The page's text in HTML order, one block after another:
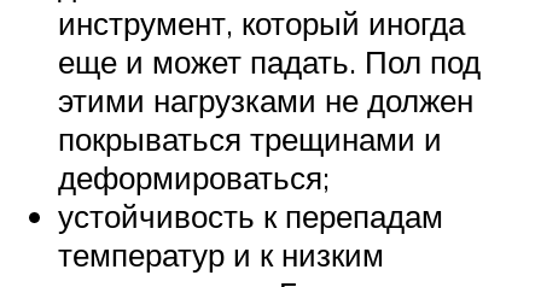
инструмент, который иногда
еще и может падать. Пол под
этими нагрузками не должен
покрываться трещинами и
деформироваться;
устойчивость к перепадам
температур и к низким